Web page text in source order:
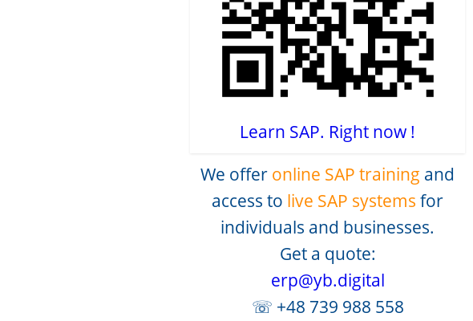
Learn SAP. Right now !
We offer online SAP training and
access to live SAP systems for
individuals and businesses.
Get a quote:
erp@yb.digital
☏ +48 739 988 558